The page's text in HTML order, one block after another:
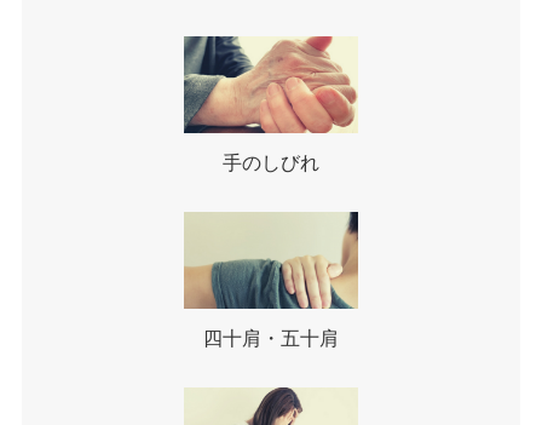
手のしびれ
四十肩・五十肩